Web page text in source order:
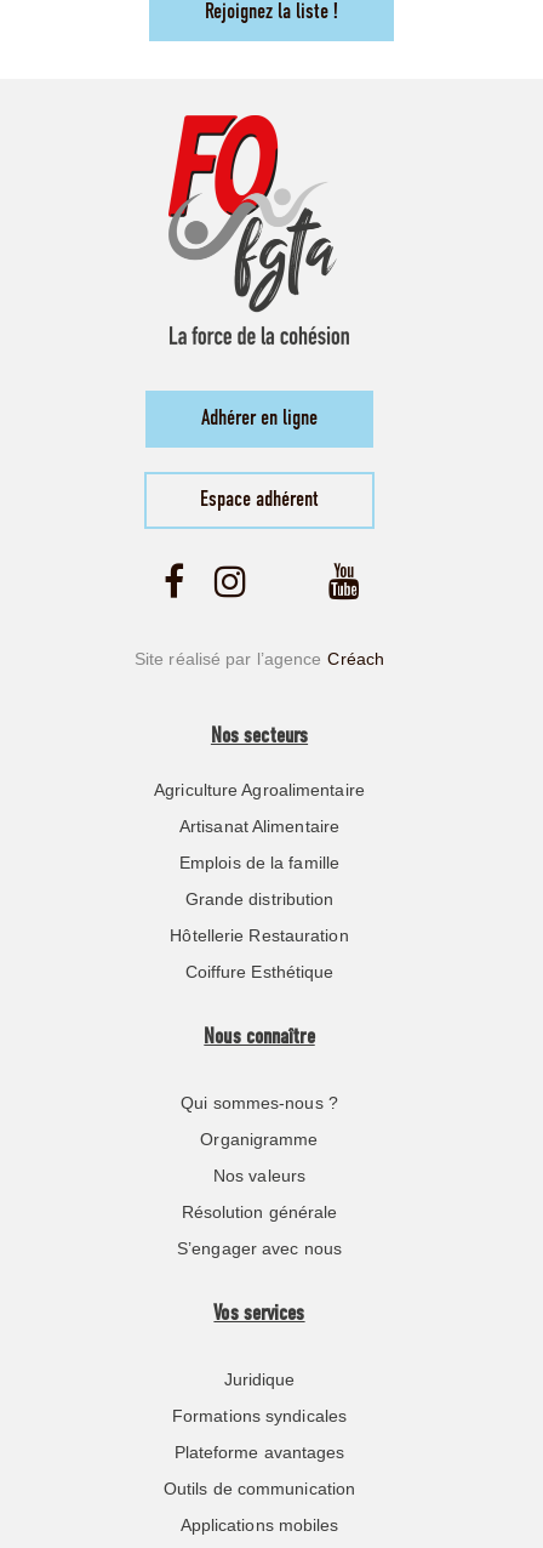
Rejoignez la liste !
Adhérer en ligne
Espace adhérent
Site réalisé par l’agence Créach
Nos secteurs
Agriculture Agroalimentaire
Artisanat Alimentaire
Emplois de la famille
Grande distribution
Hôtellerie Restauration
Coiffure Esthétique
Nous connaître
Qui sommes-nous ?
Organigramme
Nos valeurs
Résolution générale
S’engager avec nous
Vos services
Juridique
Formations syndicales
Plateforme avantages
Outils de communication
Applications mobiles